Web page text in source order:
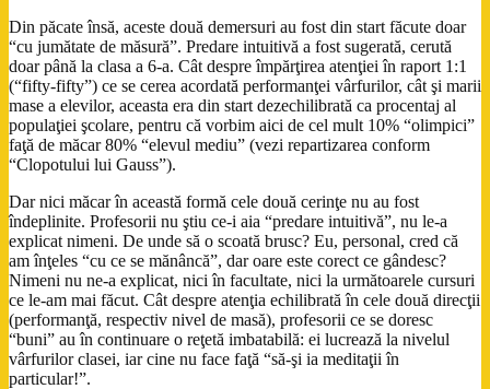
Din păcate însă, aceste două demersuri au fost din start făcute doar
“cu jumătate de măsură”. Predare intuitivă a fost sugerată, cerută
doar până la clasa a 6-a. Cât despre împărţirea atenţiei în raport 1:1
(“fifty-fifty”) ce se cerea acordată performanţei vârfurilor, cât şi marii
mase a elevilor, aceasta era din start dezechilibrată ca procentaj al
populaţiei şcolare, pentru că vorbim aici de cel mult 10% “olimpici”
faţă de măcar 80% “elevul mediu” (vezi repartizarea conform
“Clopotului lui Gauss”).
Dar nici măcar în această formă cele două cerinţe nu au fost
îndeplinite. Profesorii nu ştiu ce-i aia “predare intuitivă”, nu le-a
explicat nimeni. De unde să o scoată brusc? Eu, personal, cred că
am înţeles “cu ce se mănâncă”, dar oare este corect ce gândesc?
Nimeni nu ne-a explicat, nici în facultate, nici la următoarele cursuri
ce le-am mai făcut. Cât despre atenţia echilibrată în cele două direcţii
(performanţă, respectiv nivel de masă), profesorii ce se doresc
“buni” au în continuare o reţetă imbatabilă: ei lucrează la nivelul
vârfurilor clasei, iar cine nu face faţă “să-şi ia meditaţii în
particular!”.